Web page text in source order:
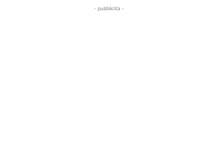
- pubblicità -